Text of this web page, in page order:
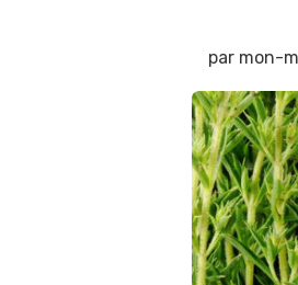
par mon-